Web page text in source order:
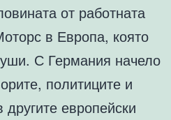
от работната
в Европа, която
С Германия начело
политиците и
европейски